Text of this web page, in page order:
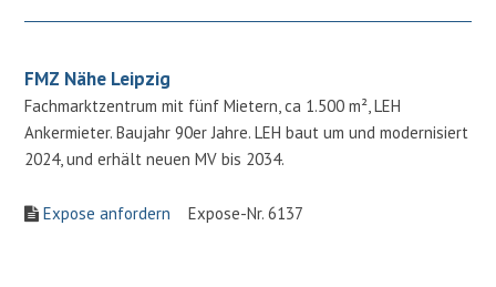
FMZ Nähe Leipzig
Fachmarktzentrum mit fünf Mietern, ca 1.500 m², LEH
Ankermieter. Baujahr 90er Jahre. LEH baut um und modernisiert
2024, und erhält neuen MV bis 2034.
Expose anfordern Expose-Nr. 6137